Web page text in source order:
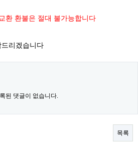
환 환불은 절대 불가능합니다
드리겠습니다
된 댓글이 없습니다.
목록